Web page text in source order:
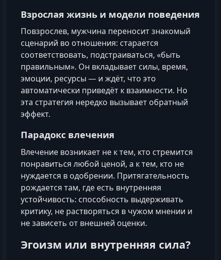
Взрослая жизнь и модели поведения
Повзрослев, мужчина переносит знакомый
сценарий во отношения: старается
соответствовать, подстраиваться, «быть
правильным». Он вкладывает силы, время,
эмоции, ресурсы — и ждёт, что это
автоматически приведёт к взаимности. Но
эта стратегия нередко вызывает обратный
эффект.
Парадокс влечения
Влечение возникает не к тем, кто стремится
понравиться любой ценой, а к тем, кто не
нуждается в одобрении. Притягательность
рождается там, где есть внутренняя
устойчивость: способность выдерживать
критику, не растворяться в чужом мнении и
не зависеть от внешней оценки.
Эгоизм или внутренняя сила?